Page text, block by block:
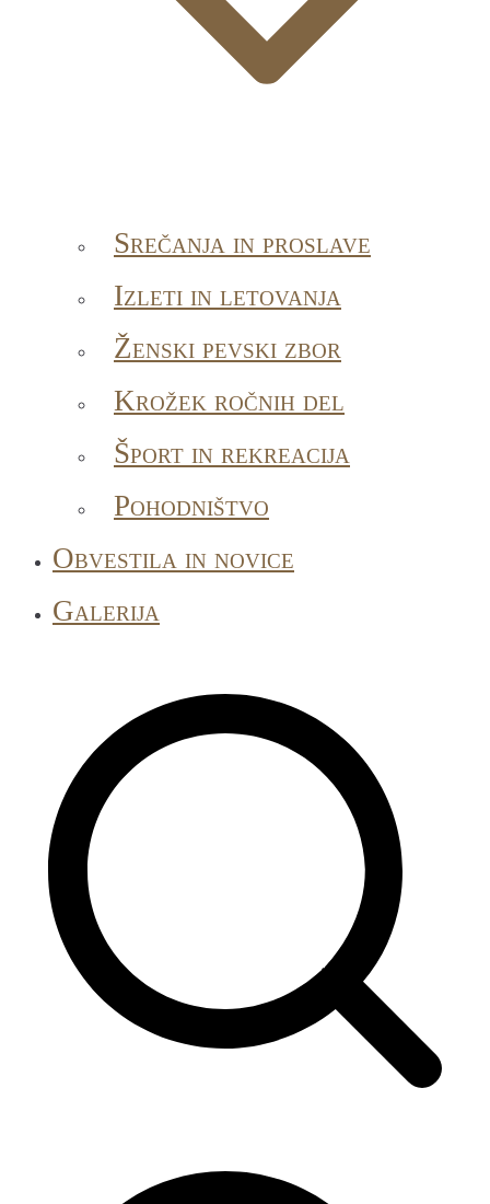
Srečanja in proslave
Izleti in letovanja
Ženski pevski zbor
Krožek ročnih del
Šport in rekreacija
Pohodništvo
Obvestila in novice
Galerija